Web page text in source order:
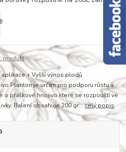
produkt
aplikace + Vyšší výnos plodů
je určen pro podporu růstu a
o přáškové hnojivo které se rozpouští ve
Balení obsahuje 200 gr...celý popis